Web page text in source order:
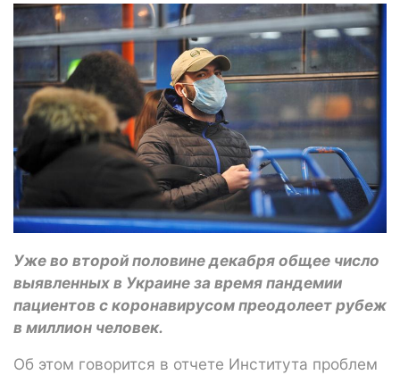
Уже во второй половине декабря общее число
выявленных в Украине за время пандемии
пациентов с коронавирусом преодолеет рубеж
в миллион человек.
Об этом говорится в отчете Института проблем